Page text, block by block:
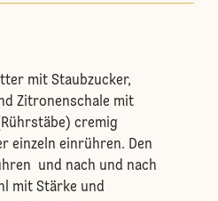
mit Staubzucker,
Zitronenschale mit
cremig
einzeln einrühren. Den
und nach und nach
mit Stärke und